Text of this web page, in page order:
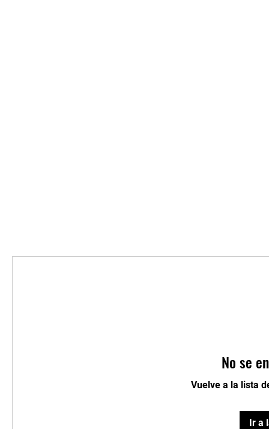
No se
Vuelve a la lista
Ir a